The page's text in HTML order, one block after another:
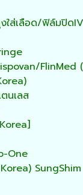
ใส่เลือด/ฟิล์มปิดIV
FlinMed
นเลส
One
SungShim